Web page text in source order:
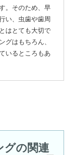
。そのため、早
い、虫歯や歯周
はとても大切で
グはもちろん、
いるところもあ
グの関連